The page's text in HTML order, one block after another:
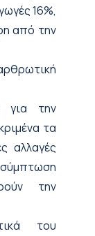
16%,
από την
για την
τα
αλλαγές
την
του